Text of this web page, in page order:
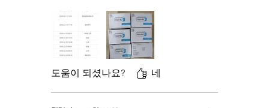
도움이 되셨나요? 네